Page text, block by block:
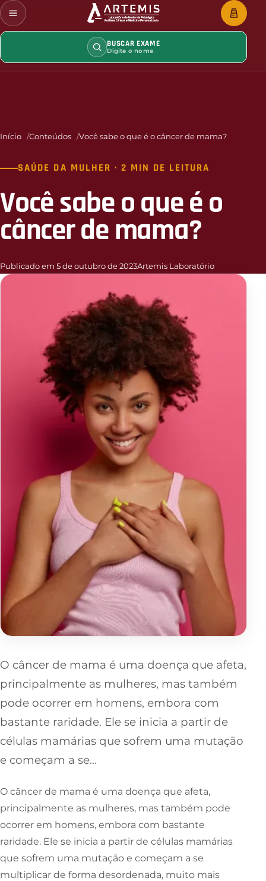
BUSCAR EXAME
Digite o nome
Início Conteúdos Você sabe o que é o câncer de mama?
SAÚDE DA MULHER · 2 MIN DE LEITURA
Você sabe o que é o
câncer de mama?
Publicado em 5 de outubro de 2023Artemis Laboratório
O câncer de mama é uma doença que afeta,
principalmente as mulheres, mas também
pode ocorrer em homens, embora com
bastante raridade. Ele se inicia a partir de
células mamárias que sofrem uma mutação
e começam a se…
O câncer de mama é uma doença que afeta,
principalmente as mulheres, mas também pode
ocorrer em homens, embora com bastante
raridade. Ele se inicia a partir de células mamárias
que sofrem uma mutação e começam a se
multiplicar de forma desordenada, muito mais